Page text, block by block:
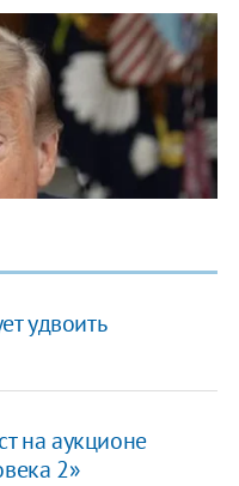
удвоить
на аукционе
2»